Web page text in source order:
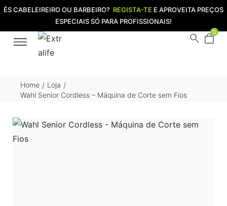
ÉS CABELEIREIRO OU BARBEIRO? REGISTA-TE E APROVEITA PREÇOS
ESPECIAIS SÓ PARA PROFISSIONAIS!
0
Home / Loja /
Wahl Senior Cordless – Máquina de Corte sem Fios